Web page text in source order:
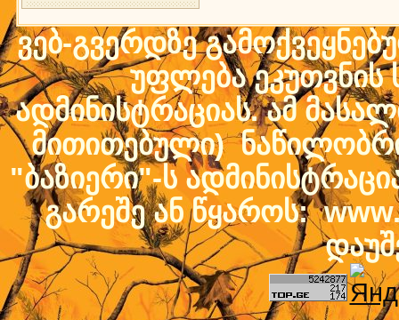
ვებ-გვერდზე
უფლება ეკუთვნის
ადმინისტრაციას. ამ
მითითებული)
"ბაზიერი"-ს
გარეშე ან წყაროს: